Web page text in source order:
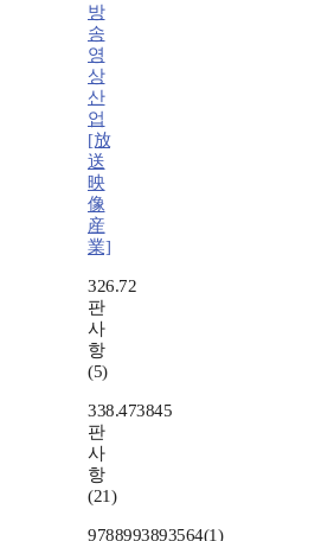
방
송
영
상
산
업
[放
送
映
像
産
業]
326.72
판
사
항
(5)
338.473845
판
사
항
(21)
9788993893564(1)